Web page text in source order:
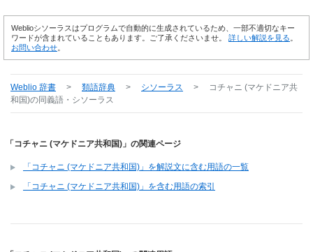
Weblioシソーラスはプログラムで自動的に生成されているため、一部不適切なキー
ワードが含まれていることもあります。ご了承くださいませ。 詳しい解説を見る
お問い合わせ
Weblio 辞書 > 類語辞典 > シソーラス >
コチャニ (マケドニア共
和国)の同義語・シソーラス
「コチャニ (マケドニア共和国)」の関連ページ
「コチャニ (マケドニア共和国)」を解説文に含む用語の一覧
「コチャニ (マケドニア共和国)」を含む用語の索引